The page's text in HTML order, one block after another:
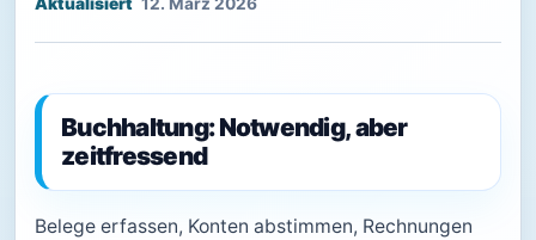
Buchhaltung: Notwendig, aber
zeitfressend
Belege erfassen, Konten abstimmen, Rechnungen